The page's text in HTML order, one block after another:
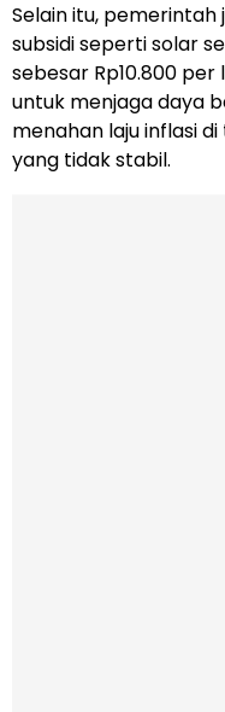
Selain itu,
subsidi seperti solar
sebesar Rp10.800
untuk menjaga daya
menahan laju inflasi
yang tidak stabil.